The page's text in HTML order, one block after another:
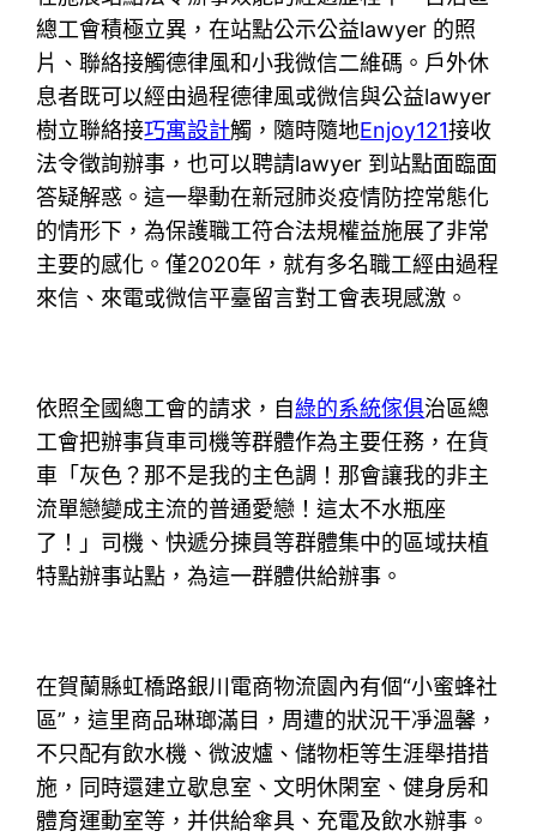
總工會積極立異，在站點公示公益lawyer 的照
片、聯絡接觸德律風和小我微信二維碼。戶外休
息者既可以經由過程德律風或微信與公益lawyer
樹立聯絡接巧寓設計觸，隨時隨地Enjoy121接收
法令徵詢辦事，也可以聘請lawyer 到站點面臨面
答疑解惑。這一舉動在新冠肺炎疫情防控常態化
的情形下，為保護職工符合法規權益施展了非常
主要的感化。僅2020年，就有多名職工經由過程
來信、來電或微信平臺留言對工會表現感激。
依照全國總工會的請求，自綠的系統傢俱治區總
工會把辦事貨車司機等群體作為主要任務，在貨
車「灰色？那不是我的主色調！那會讓我的非主
流單戀變成主流的普通愛戀！這太不水瓶座
了！」司機、快遞分揀員等群體集中的區域扶植
特點辦事站點，為這一群體供給辦事。
在賀蘭縣虹橋路銀川電商物流園內有個“小蜜蜂社
區”，這里商品琳瑯滿目，周遭的狀況干凈溫馨，
不只配有飲水機、微波爐、儲物柜等生涯舉措措
施，同時還建立歇息室、文明休閑室、健身房和
體育運動室等，并供給傘具、充電及飲水辦事。